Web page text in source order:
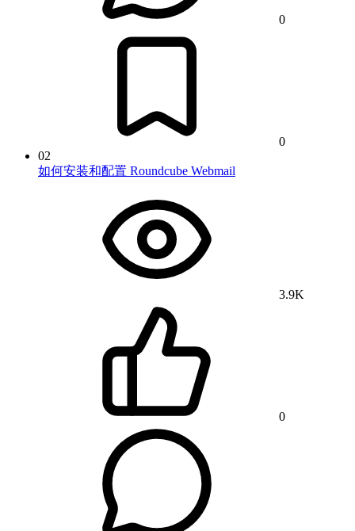
0
0
02
如何安装和配置 Roundcube Webmail
3.9K
0